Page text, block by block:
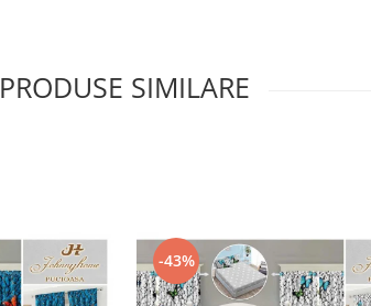
PRODUSE SIMILARE
-43%